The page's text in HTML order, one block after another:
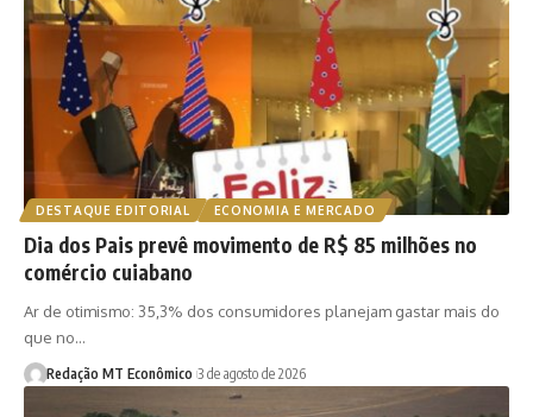
DESTAQUE EDITORIAL ECONOMIA E MERCADO
Dia dos Pais prevê movimento de R$ 85 milhões no
comércio cuiabano
Ar de otimismo: 35,3% dos consumidores planejam gastar mais do
que no…
Redação MT Econômico 3 de agosto de 2026